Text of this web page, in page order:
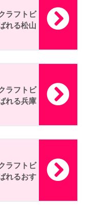
ラフトビ
れる松山
ラフトビ
れる兵庫
ラフトビ
れるおす